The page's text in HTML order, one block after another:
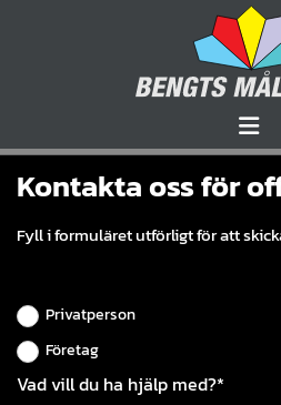
Kontakta oss för
Fyll i formuläret utförligt för att
Privatperson
Företag
Vad vill du ha hjälp med?*